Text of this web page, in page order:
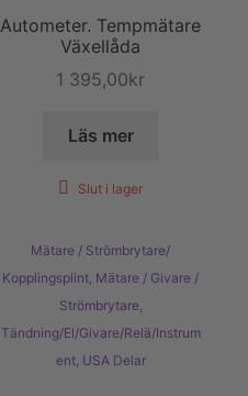
Autometer. Tempmätare
Växellåda
1 395,00kr
Läs mer
Slut i lager
Mätare / Strömbrytare/
Kopplingsplint Mätare / Givare /
Strömbrytare
Tändning/El/Givare/Relä/Instrum
ent, USA Delar